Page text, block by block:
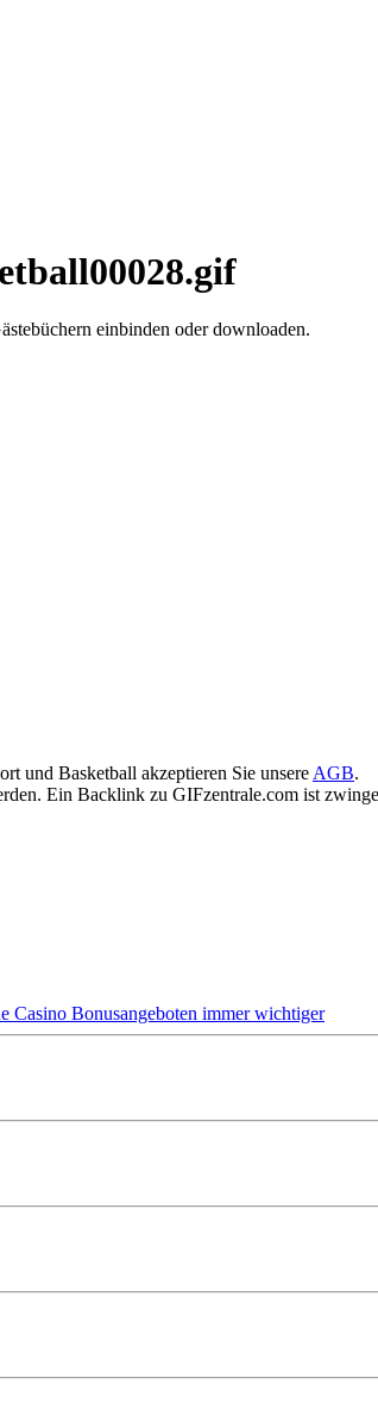
einbinden oder downloaden.
und Basketball akzeptieren Sie unsere AGB.
Ein Backlink zu GIFzentrale.com ist
Casino Bonusangeboten immer wichtiger